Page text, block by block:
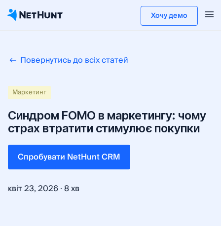
Хочу демо
Повернутись до всіх статей
Maркетинг
Синдром FOMO в маркетингу: чому
страх втратити стимулює покупки
Cпробувати NetHunt CRM
квіт 23, 2026 ·8 хв